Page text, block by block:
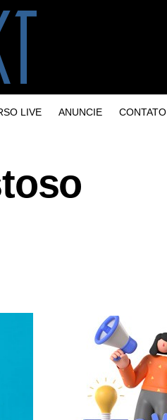
LIVE ANUNCIE CONTATO